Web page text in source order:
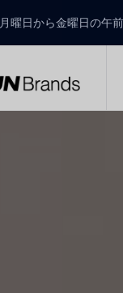
月曜日から金曜日の午